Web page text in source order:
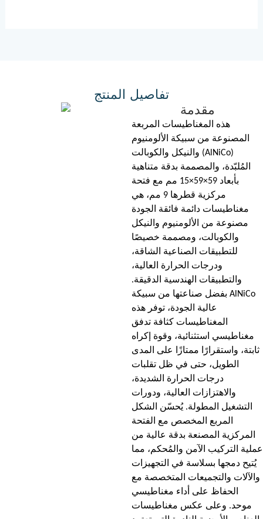
تفاصيل المنتج
مقدمة
هذه المغناطيسات المربعة
المصنوعة من سبيكة الألومنيوم
والنيكل والكوبالت (AlNiCo)
المُلبّدة، والمصممة بدقة متناهية
بأبعاد 59×59×15 مم مع فتحة
مركزية قطرها 9 مم، هي
مغناطيسات دائمة فائقة الجودة
مصنوعة من الألومنيوم والنيكل
والكوبالت، ومصممة خصيصًا
للتطبيقات الصناعية الشاقة،
ودرجات الحرارة العالية،
والتطبيقات الهندسية الدقيقة.
بفضل صناعتها من سبيكة AlNiCo
عالية الجودة، توفر هذه
المغناطيسات كثافة تدفق
مغناطيسي استثنائية، وقوة إكراه
ثابتة، واستقرارًا ممتازًا على المدى
الطويل، حتى في ظل تقلبات
درجات الحرارة الشديدة،
والاهتزازات العالية، ودورات
التشغيل المطولة. يُحسّن الشكل
المربع المخصص مع الفتحة
المركزية المصنعة بدقة عالية من
عملية التركيب الآمن والمُحكم، مما
يُتيح دمجها بسلاسة في التجهيزات
والآلات والتجميعات المتخصصة مع
الحفاظ على أداء مغناطيسي
موحد. وعلى عكس مغناطيسات